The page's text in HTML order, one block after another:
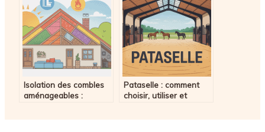
Isolation des combles
aménageables :
Pataselle : comment
choisir, utiliser et